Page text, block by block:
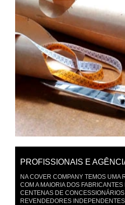
PROFISSIONAIS E
NA COVER COMPANY TEMOS UMA
COM A MAIORIA DOS
CENTENAS DE
REVENDEDORES